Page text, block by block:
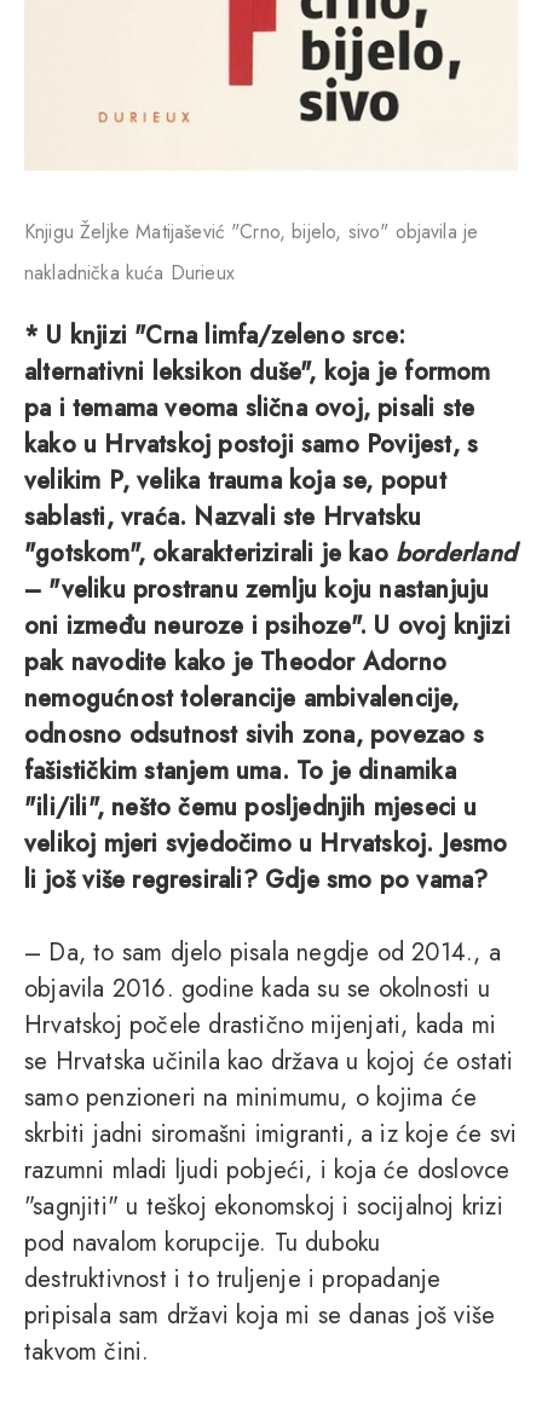
Knjigu Željke Matijašević "Crno, bijelo, sivo" objavila je
nakladnička kuća Durieux
* U knjizi "Crna limfa/zeleno srce:
alternativni leksikon duše", koja je formom
pa i temama veoma slična ovoj, pisali ste
kako u Hrvatskoj postoji samo Povijest, s
velikim P, velika trauma koja se, poput
sablasti, vraća. Nazvali ste Hrvatsku
"gotskom", okarakterizirali je kao borderland
– "veliku prostranu zemlju koju nastanjuju
oni između neuroze i psihoze". U ovoj knjizi
pak navodite kako je Theodor Adorno
nemogućnost tolerancije ambivalencije,
odnosno odsutnost sivih zona, povezao s
fašističkim stanjem uma. To je dinamika
"ili/ili", nešto čemu posljednjih mjeseci u
velikoj mjeri svjedočimo u Hrvatskoj. Jesmo
li još više regresirali? Gdje smo po vama?
– Da, to sam djelo pisala negdje od 2014., a
objavila 2016. godine kada su se okolnosti u
Hrvatskoj počele drastično mijenjati, kada mi
se Hrvatska učinila kao država u kojoj će ostati
samo penzioneri na minimumu, o kojima će
skrbiti jadni siromašni imigranti, a iz koje će svi
razumni mladi ljudi pobjeći, i koja će doslovce
"sagnjiti" u teškoj ekonomskoj i socijalnoj krizi
pod navalom korupcije. Tu duboku
destruktivnost i to truljenje i propadanje
pripisala sam državi koja mi se danas još više
takvom čini.